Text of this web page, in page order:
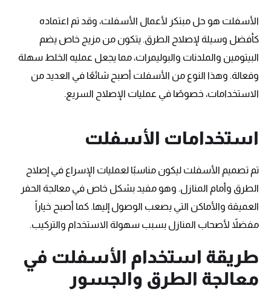
الأسفلت هو حل مبتكر لأعمال الأسفلت، وقد تم اعتماده
كأفضل وسيلة لإصلاح الطرق. يتكون من مزيج خاص يضم
البيتومين والملدنات والبوليمرات، مما يجعل عمليه الخلط سهلة
وفعالة. وهذا النوع من الأسفلت أصبح شائعًا في العديد من
الاستخدامات، خصوصًا في عمليات الإصلاح السريع.
استخدامات الأسفلت
تم تصميم الأسفلت ليكون مناسبًا لعمليات الإسراع في إصلاح
الطرق وأمام المنازل. وهو مفيد بشكل خاص في معالجة الحفر
العميقة والأماكن التي يصعب الوصول إليها. كما أصبح خياراً
مفضلاً لأصحاب المنازل بسبب سهولة الاستخدام والتركيب.
طريقة استخدام الأسفلت في
معالجة الطرق والجسور